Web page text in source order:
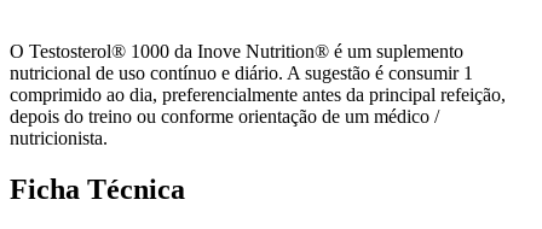
O Testosterol® 1000 da Inove Nutrition® é um suplemento
nutricional de uso contínuo e diário. A sugestão é consumir 1
comprimido ao dia, preferencialmente antes da principal refeição,
depois do treino ou conforme orientação de um médico /
nutricionista.
Ficha Técnica